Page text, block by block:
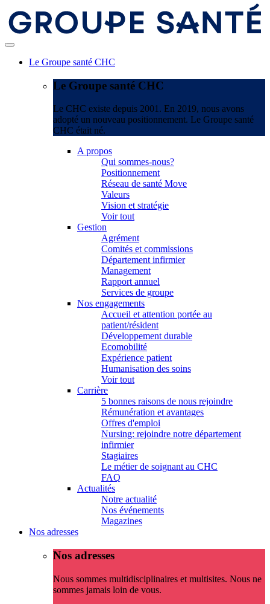
Le Groupe santé CHC
Le Groupe santé CHC
Le CHC existe depuis 2001. En 2019, nous avons
adopté un nouveau positionnement. Le Groupe santé
CHC était né.
A propos
Qui sommes-nous?
Positionnement
Réseau de santé Move
Valeurs
Vision et stratégie
Voir tout
Gestion
Agrément
Comités et commissions
Département infirmier
Management
Rapport annuel
Services de groupe
Nos engagements
Accueil et attention portée au
patient/résident
Développement durable
Ecomobilité
Expérience patient
Humanisation des soins
Voir tout
Carrière
5 bonnes raisons de nous rejoindre
Rémunération et avantages
Offres d'emploi
Nursing: rejoindre notre département
infirmier
Stagiaires
Le métier de soignant au CHC
FAQ
Actualités
Notre actualité
Nos événements
Magazines
Nos adresses
Nos adresses
Nous sommes multidisciplinaires et multisites. Nous ne
sommes jamais loin de vous.